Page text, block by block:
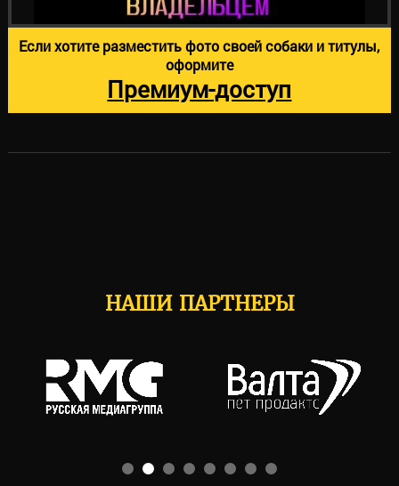
Если хотите разместить фото своей собаки и титулы,
оформите
Премиум-доступ
НАШИ ПАРТНЕРЫ